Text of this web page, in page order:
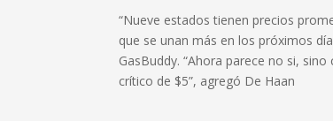
“Nueve estados tienen precios
que se unan más en los próximos
GasBuddy. “Ahora parece no si,
crítico de $5”, agregó De Haan